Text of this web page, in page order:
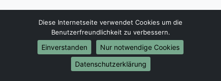
Europa-Umzüge
Umzug von Wuppertal nach Belarus
Umzug von Wuppertal nach Belgien
Diese Internetseite verwendet Cookies um die
Benutzerfreundlichkeit zu verbessern.
Einverstanden
Nur notwendige Cookies
Datenschutzerklärung